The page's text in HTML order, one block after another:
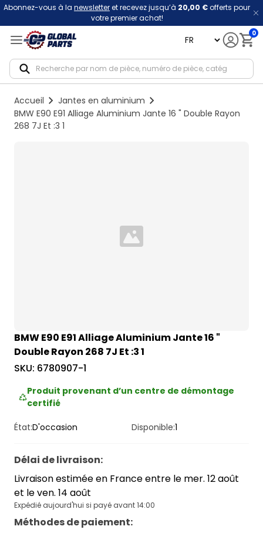
Abonnez-vous à la newsletteret recevez jusqu’à 20,00 €offerts pour
votre premier achat!
language 0
Accueil
Jantes en aluminium
BMW E90 E91 Alliage Aluminium Jante 16 " Double Rayon
268 7J Et :3 1
Loading...
BMW E90 E91 Alliage Aluminium Jante 16 "
Double Rayon 268 7J Et :3 1
SKU: 6780907-1
Produit provenant d’un centre de démontage
certifié
État:D'occasion Disponible:1
Délai de livraison:
Livraison estimée en France entre le mer. 12 août
et le ven. 14 août
Expédié aujourd'hui si payé avant 14:00
Méthodes de paiement: